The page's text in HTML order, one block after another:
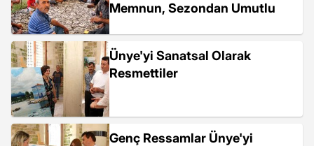
Memnun, Sezondan Umutlu
Ünye'yi Sanatsal Olarak
Resmettiler
Genç Ressamlar Ünye'yi